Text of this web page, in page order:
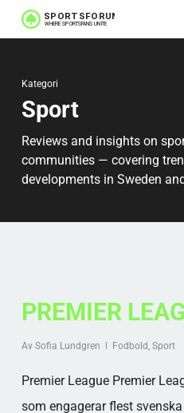
Hoppa
till
Kategori
Sport
Reviews and insights on
communities — covering
developments in Sweden
PREMIER
Av Sofia Lundgren Fodbold Sport
Premier League Premier
som engagerar flest